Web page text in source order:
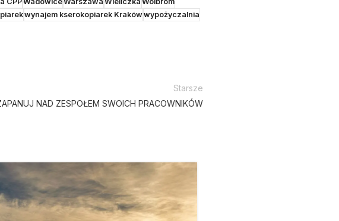
wynajem kserokopiarek Krakówwypożyczalnia
Starsze
NAD ZESPOŁEM SWOICH PRACOWNIKÓW